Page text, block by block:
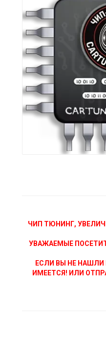
ЧИП ТЮНИНГ,
УВАЖАЕМЫЕ
ЕСЛИ ВЫ НЕ
ИМЕЕТСЯ! ИЛИ